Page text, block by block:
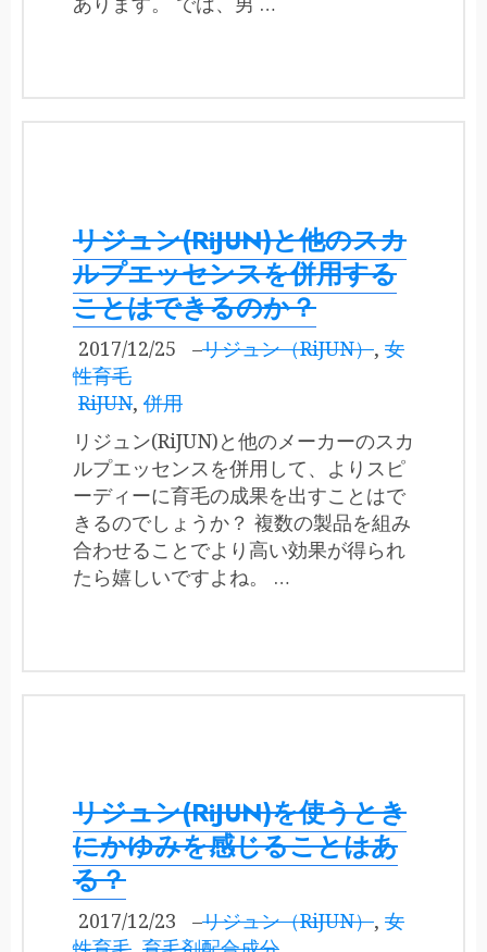
リジュン(RiJUN)と他のスカ
ルプエッセンスを併用する
ことはできるのか？
2017/12/25 –リジュン（RiJUN）, 女
性育毛
RiJUN, 併用
リジュン(RiJUN)と他のメーカーのスカ
ルプエッセンスを併用して、よりスピ
ーディーに育毛の成果を出すことはで
きるのでしょうか？ 複数の製品を組み
合わせることでより高い効果が得られ
たら嬉しいですよね。 …
リジュン(RiJUN)を使うとき
にかゆみを感じることはあ
る？
2017/12/23 –リジュン（RiJUN）, 女